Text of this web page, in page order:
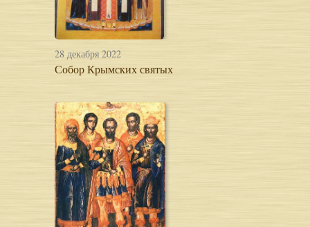
28 декабря 2022
Собор Крымских святых